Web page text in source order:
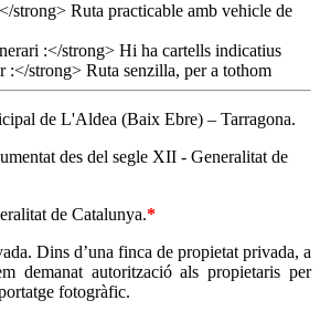
de L'Aldea (Baix Ebre) – Tarragona.
des del segle XII - Generalitat de
de Catalunya.*
Dins d’una finca de propietat privada, a
demanat autorització als propietaris per
fotogràfic.